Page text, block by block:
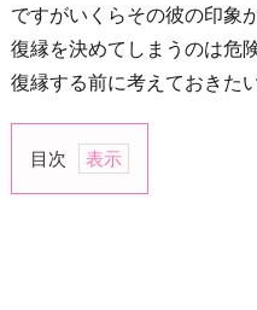
ですがいくらその彼の印象
復縁を決めてしまうのは危
復縁する前に考えておきた
目次
1.